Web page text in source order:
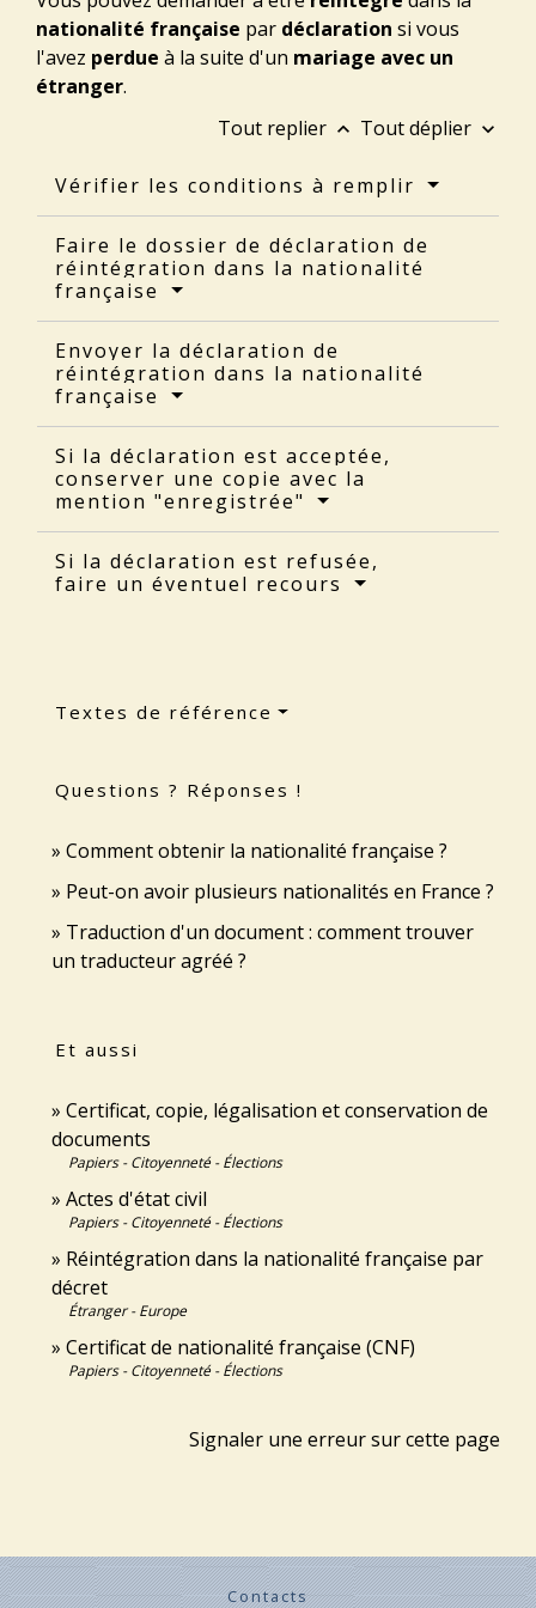
nationalité française par déclaration si vous
l'avez perdue à la suite d'un mariage avec un
étranger.
Tout replier keyboard_arrow_up Tout déplier keyboard_arrow_down
Vérifier les conditions à remplir
Faire le dossier de déclaration de
réintégration dans la nationalité
française
Envoyer la déclaration de
réintégration dans la nationalité
française
Si la déclaration est acceptée,
conserver une copie avec la
mention "enregistrée"
Si la déclaration est refusée,
faire un éventuel recours
Textes de référence
Questions ? Réponses !
Comment obtenir la nationalité française ?
Peut-on avoir plusieurs nationalités en France ?
Traduction d'un document : comment trouver
un traducteur agréé ?
Et aussi
Certificat, copie, légalisation et conservation de
documents
Papiers - Citoyenneté - Élections
Actes d'état civil
Papiers - Citoyenneté - Élections
Réintégration dans la nationalité française par
décret
Étranger - Europe
Certificat de nationalité française (CNF)
Papiers - Citoyenneté - Élections
Signaler une erreur sur cette page
Contacts